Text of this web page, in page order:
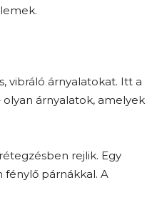
vibráló árnyalatokat. Itt a
árnyalatok, amelyek
rejlik. Egy
párnákkal. A